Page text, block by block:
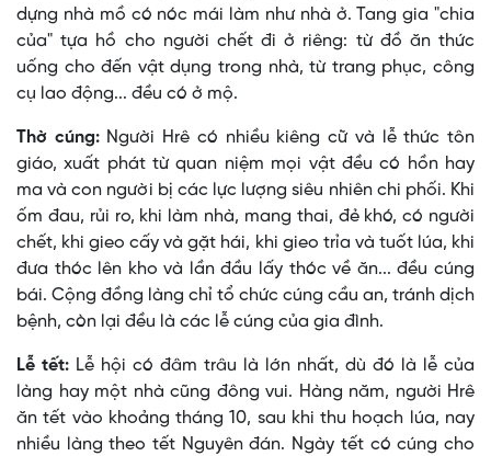
dựng nhà mồ có nóc mái làm như nhà ở. Tang gia "chia
của" tựa hồ cho người chết đi ở riêng: từ đồ ăn thức
uống cho đến vật dụng trong nhà, từ trang phục, công
cụ lao động... đều có ở mộ.
Thờ cúng: Người Hrê có nhiều kiêng cữ và lễ thức tôn
giáo, xuất phát từ quan niệm mọi vật đều có hồn hay
ma và con người bị các lực lượng siêu nhiên chi phối. Khi
ốm đau, rủi ro, khi làm nhà, mang thai, đẻ khó, có người
chết, khi gieo cấy và gặt hái, khi gieo trỉa và tuốt lúa, khi
đưa thóc lên kho và lần đầu lấy thóc về ăn... đều cúng
bái. Cộng đồng làng chỉ tổ chức cúng cầu an, tránh dịch
bệnh, còn lại đều là các lễ cúng của gia đình.
Lễ tết: Lễ hội có đâm trâu là lớn nhất, dù đó là lễ của
làng hay một nhà cũng đông vui. Hàng năm, người Hrê
ăn tết vào khoảng tháng 10, sau khi thu hoạch lúa, nay
nhiều làng theo tết Nguyên đán. Ngày tết có cúng cho